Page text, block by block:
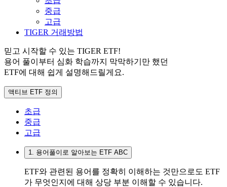
중급
고급
TIGER 거래방법
믿고 시작할 수 있는 TIGER ETF!
용어 풀이부터 심화 학습까지 막막하기만 했던
ETF에 대해 쉽게 설명해드릴게요.
액티브 ETF 정의
초급
중급
고급
1. 용어풀이로 알아보는 ETF ABC
ETF와 관련된 용어를 정확히 이해하는 것만으로도 ETF
가 무엇인지에 대해 상당 부분 이해할 수 있습니다.